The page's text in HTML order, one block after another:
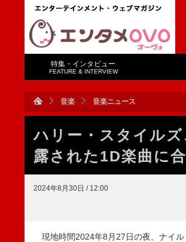
特集・インタビュー
FEATURE & INTERVIEW
音楽 音楽ニュース
ハリー・スタイル
露された1D楽曲に
2024年8月30日 / 12:00
現地時間2024年8月27日の夜、ナイル